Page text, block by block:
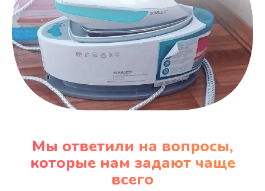
Мы ответили на вопросы,
которые нам задают чаще
всего